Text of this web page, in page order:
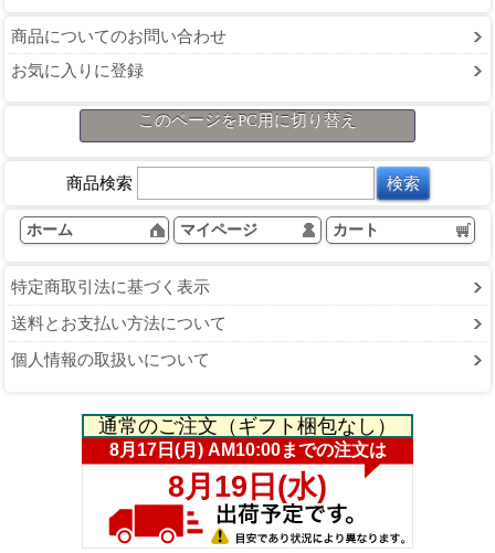
商品についてのお問い合わせ
お気に入りに登録
このページをPC用に切り替え
商品検索
ホーム マイページ カート
特定商取引法に基づく表示
送料とお支払い方法について
個人情報の取扱いについて
通常のご注文（ギフト梱包なし）